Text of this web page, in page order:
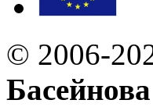
© 2006-